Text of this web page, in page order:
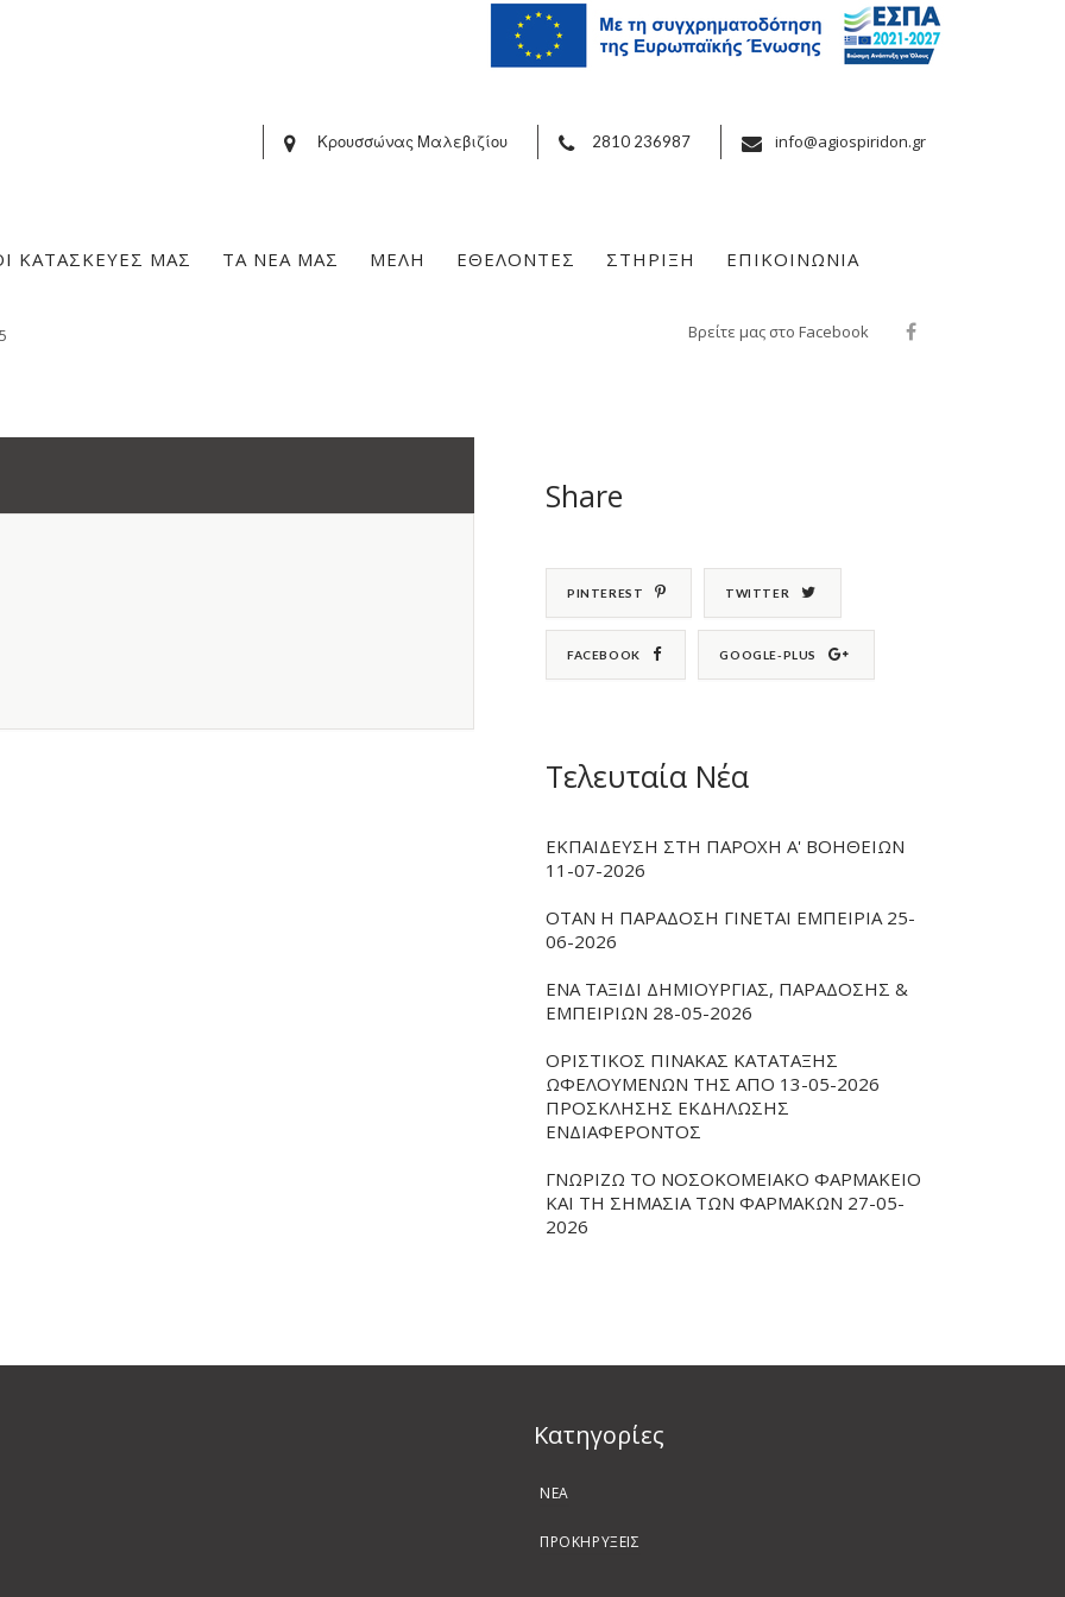
Κρουσσώνας Μαλεβιζίου 2810 236987 info@agiospiridon.gr
ΚΑΤΑΣΚΕΥΕΣ ΜΑΣ ΤΑ ΝΕΑ ΜΑΣ ΜΕΛΗ ΕΘΕΛΟΝΤΕΣ ΣΤΗΡΙΞΗ ΕΠΙΚΟΙΝΩΝΙΑ
Βρείτε μας στο Facebook
Share
PINTEREST TWITTER
FACEBOOK GOOGLE-PLUS
Τελευταία Νέα
ΕΚΠΑΙΔΕΥΣΗ ΣΤΗ ΠΑΡΟΧΗ Α' ΒΟΗΘΕΙΩΝ
11-07-2026
ΟΤΑΝ Η ΠΑΡΑΔΟΣΗ ΓΙΝΕΤΑΙ ΕΜΠΕΙΡΙΑ 25-
06-2026
ΕΝΑ ΤΑΞΙΔΙ ΔΗΜΙΟΥΡΓΙΑΣ, ΠΑΡΑΔΟΣΗΣ &
ΕΜΠΕΙΡΙΩΝ 28-05-2026
ΟΡΙΣΤΙΚΟΣ ΠΙΝΑΚΑΣ ΚΑΤΑΤΑΞΗΣ
ΩΦΕΛΟΥΜΕΝΩΝ ΤΗΣ ΑΠΟ 13-05-2026
ΠΡΟΣΚΛΗΣΗΣ ΕΚΔΗΛΩΣΗΣ
ΕΝΔΙΑΦΕΡΟΝΤΟΣ
ΓΝΩΡΙΖΩ ΤΟ ΝΟΣΟΚΟΜΕΙΑΚΟ ΦΑΡΜΑΚΕΙΟ
ΚΑΙ ΤΗ ΣΗΜΑΣΙΑ ΤΩΝ ΦΑΡΜΑΚΩΝ 27-05-
2026
Kατηγορίες
ΝΕΑ
ΠΡΟΚΗΡΥΞΕΙΣ